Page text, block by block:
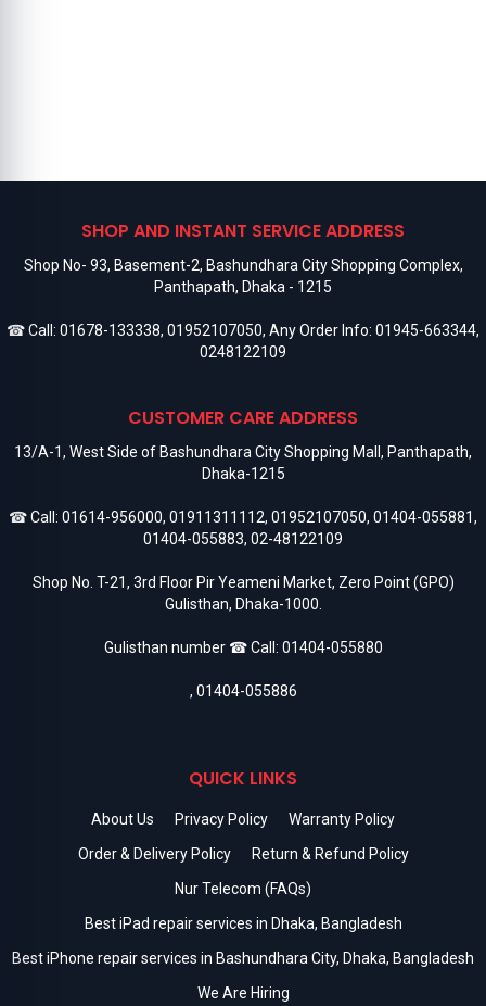
SHOP AND INSTANT SERVICE ADDRESS
Shop No- 93, Basement-2, Bashundhara City Shopping Complex,
Panthapath, Dhaka - 1215
☎ Call: 01678-133338, 01952107050, Any Order Info: 01945-663344,
0248122109
CUSTOMER CARE ADDRESS
13/A-1, West Side of Bashundhara City Shopping Mall, Panthapath,
Dhaka-1215
☎ Call: 01614-956000, 01911311112, 01952107050, 01404-055881,
01404-055883, 02-48122109
Shop No. T-21, 3rd Floor Pir Yeameni Market, Zero Point (GPO)
Gulisthan, Dhaka-1000.
Gulisthan number ☎ Call: 01404-055880
, 01404-055886
QUICK LINKS
About Us Privacy Policy
Warranty Policy
Order & Delivery Policy
Return & Refund Policy
Nur Telecom (FAQs)
Best iPad repair services in Dhaka, Bangladesh
Best iPhone repair services in Bashundhara City, Dhaka, Bangladesh
We Are Hiring